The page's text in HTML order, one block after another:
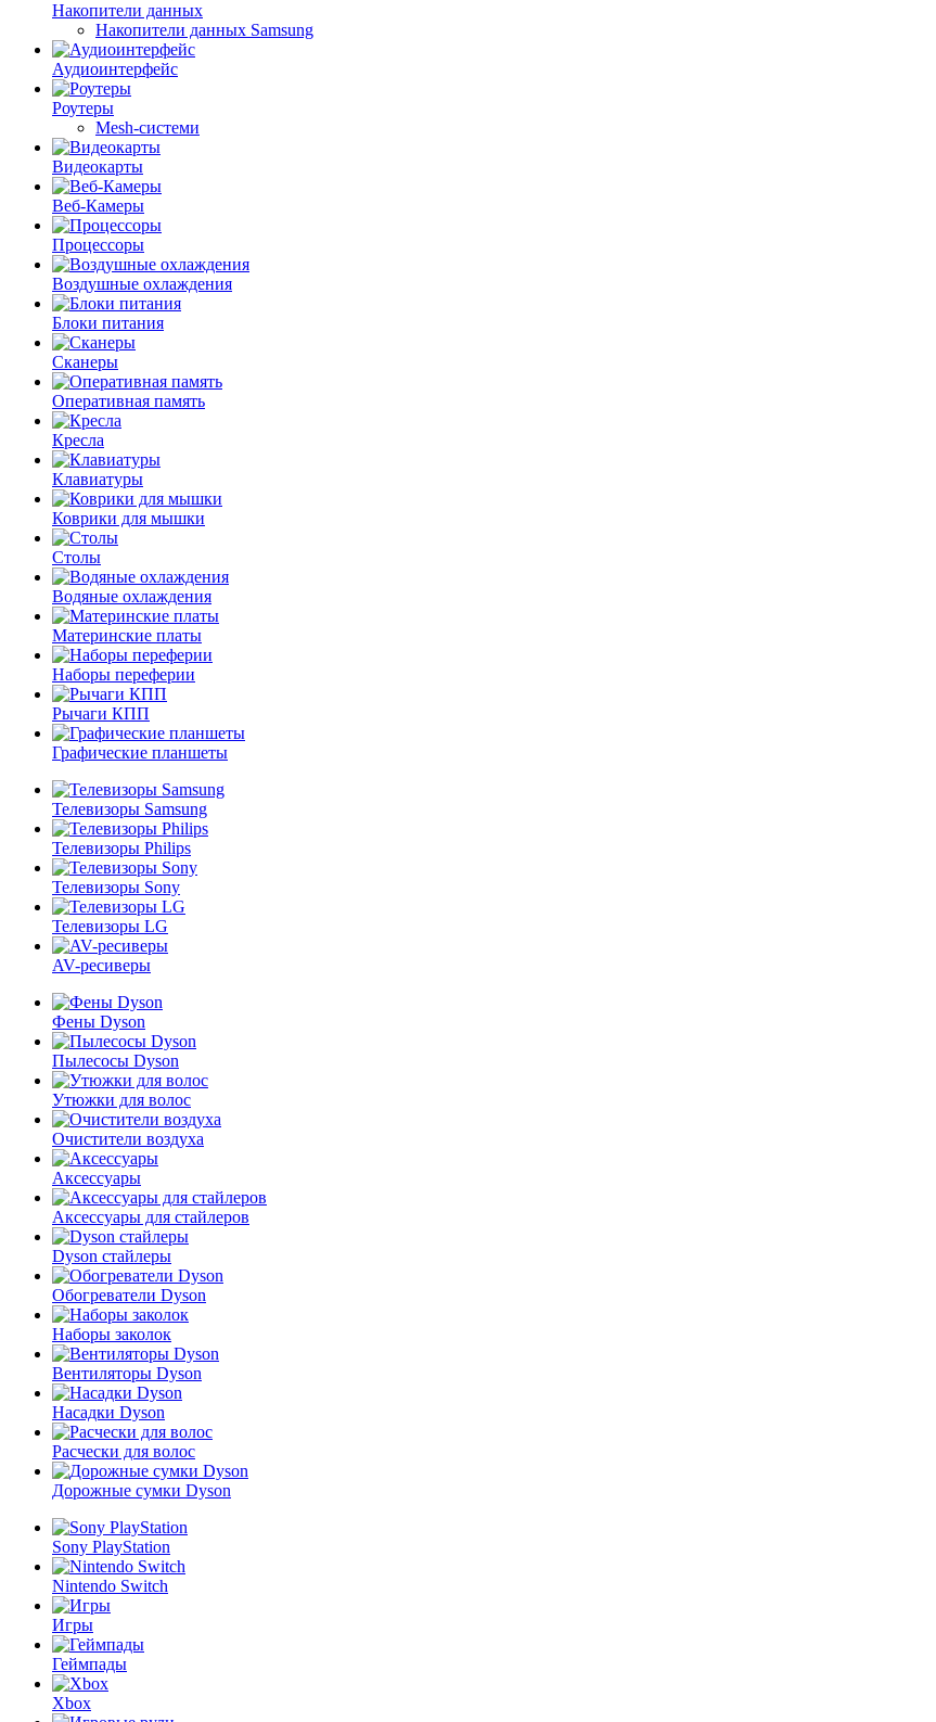
Накопители данных
Накопители данных Samsung
Аудиоинтерфейс
Роутеры
Mesh-системи
Видеокарты
Веб-Камеры
Процессоры
Воздушные охлаждения
Блоки питания
Сканеры
Оперативная память
Кресла
Клавиатуры
Коврики для мышки
Столы
Водяные охлаждения
Материнские платы
Наборы переферии
Рычаги КПП
Графические планшеты
Телевизоры Samsung
Телевизоры Philips
Телевизоры Sony
Телевизоры LG
AV-ресиверы
Фены Dyson
Пылесосы Dyson
Утюжки для волос
Очистители воздуха
Аксессуары
Аксессуары для стайлеров
Dyson стайлеры
Обогреватели Dyson
Наборы заколок
Вентиляторы Dyson
Насадки Dyson
Расчески для волос
Дорожные сумки Dyson
Sony PlayStation
Nintendo Switch
Игры
Геймпады
Xbox